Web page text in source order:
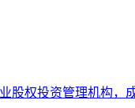
股权投资管理机构，